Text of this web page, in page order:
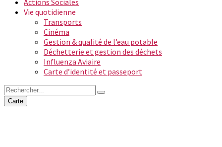
Actions Sociales
Vie quotidienne
Transports
Cinéma
Gestion & qualité de l’eau potable
Déchetterie et gestion des déchets
Influenza Aviaire
Carte d’identité et passeport
Carte